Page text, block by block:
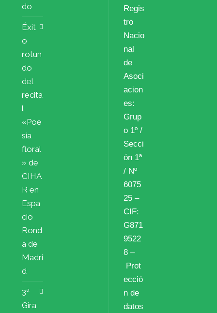
do
Éxit
o
rotun
do
del
recita
l
«Poe
sía
floral
» de
CIHA
R en
Espa
cio
Rond
a de
Madri
d
3ª
Gira
Regis
tro
Nacio
nal
de
Asoci
acion
es:
Grup
o 1º /
Secci
ón 1ª
/ Nº
6075
25 –
CIF:
G871
9522
8 –
Prot
ecció
n de
datos